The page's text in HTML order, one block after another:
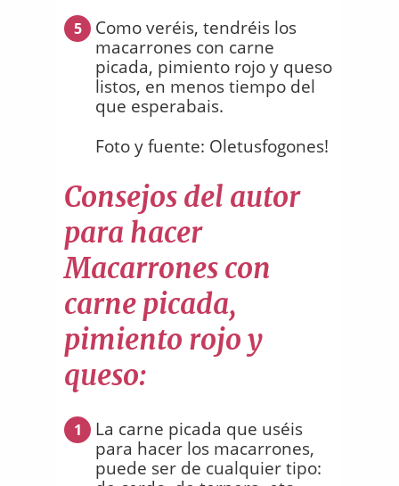
5
Como veréis, tendréis los
macarrones con carne
picada, pimiento rojo y queso
listos, en menos tiempo del
que esperabais.
Foto y fuente: Oletusfogones!
Consejos del autor
para hacer
Macarrones con
carne picada,
pimiento rojo y
queso:
1
La carne picada que uséis
para hacer los macarrones,
puede ser de cualquier tipo: